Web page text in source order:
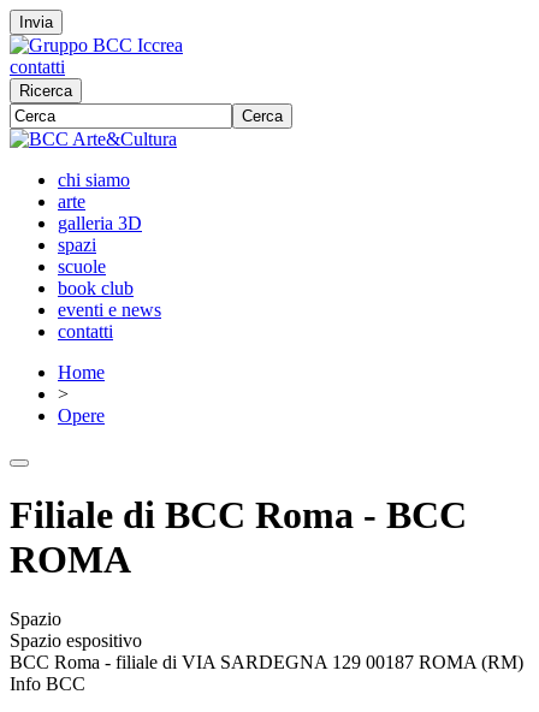
Invia
contatti
Ricerca
Cerca
chi siamo
arte
galleria 3D
spazi
scuole
book club
eventi e news
contatti
Home
>
Opere
Filiale di BCC Roma - BCC
ROMA
Spazio
Spazio espositivo
BCC Roma - filiale di VIA SARDEGNA 129 00187 ROMA (RM)
Info BCC